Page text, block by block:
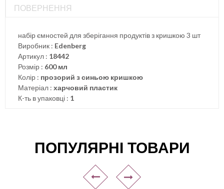
ПОВЕРНЕННЯ
набір ємностей для зберігання продуктів з кришкою 3 шт
Виробник : Edenberg
Артикул : 18442
Розмір : 600 мл
Колір : прозорий з синьою кришкою
Матеріал : харчовий пластик
К-ть в упаковці : 1
ПОПУЛЯРНІ ТОВАРИ